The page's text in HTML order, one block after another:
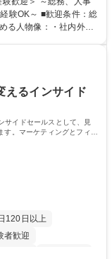
帰り・宿泊を伴う国内
に助け合いながら、総
験OK～ ■歓迎条件：総
えるインサイド
サイドセールスとして、見
。マーケティングとフィー
120日以上
者歓迎